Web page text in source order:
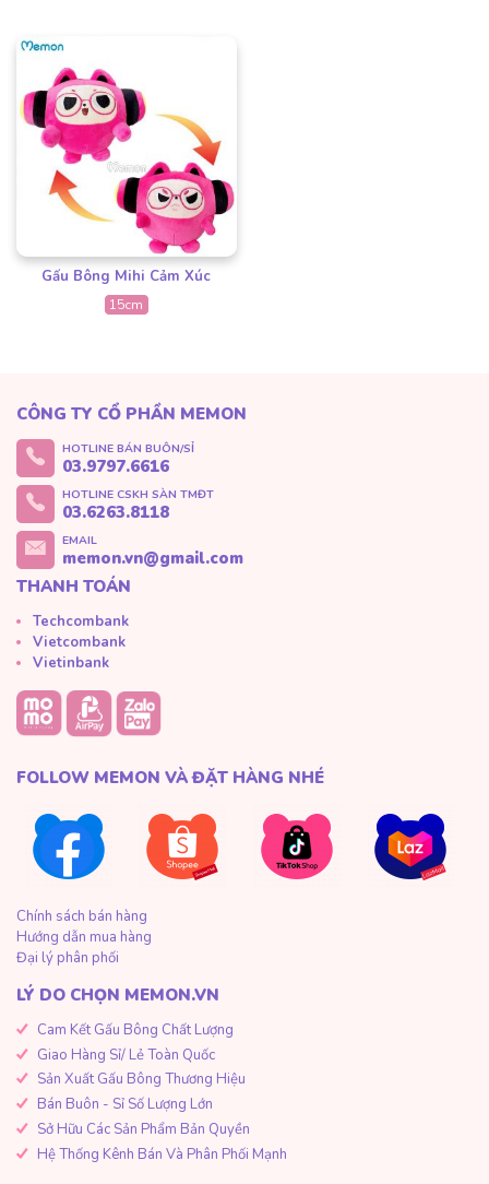
Gấu Bông Mihi Cảm Xúc
15cm
CÔNG TY CỔ PHẦN MEMON
HOTLINE BÁN BUÔN/SỈ
03.9797.6616
HOTLINE CSKH SÀN TMĐT
03.6263.8118
EMAIL
memon.vn@gmail.com
THANH TOÁN
Techcombank
Vietcombank
Vietinbank
FOLLOW MEMON VÀ ĐẶT HÀNG NHÉ
Chính sách bán hàng
Hướng dẫn mua hàng
Đại lý phân phối
LÝ DO CHỌN MEMON.VN
Cam Kết Gấu Bông Chất Lượng
Giao Hàng Sỉ/ Lẻ Toàn Quốc
Sản Xuất Gấu Bông Thương Hiệu
Bán Buôn - Sỉ Số Lượng Lớn
Sở Hữu Các Sản Phẩm Bản Quyền
Hệ Thống Kênh Bán Và Phân Phối Mạnh